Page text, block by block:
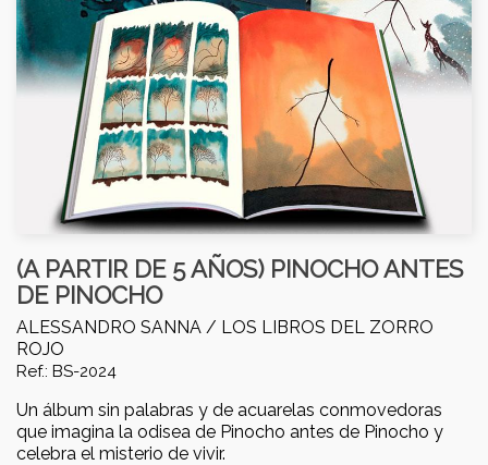
(A PARTIR DE 5 AÑOS) PINOCHO ANTES
DE PINOCHO
ALESSANDRO SANNA / LOS LIBROS DEL ZORRO
ROJO
Ref.: BS-2024
Un álbum sin palabras y de acuarelas conmovedoras
que imagina la odisea de Pinocho antes de Pinocho y
celebra el misterio de vivir.